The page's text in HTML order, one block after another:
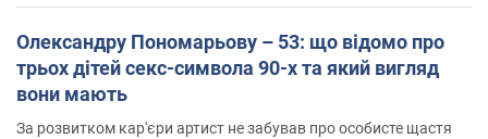
Олександру Пономарьову – 53: що відомо про
трьох дітей секс-символа 90-х та який вигляд
вони мають
За розвитком кар'єри артист не забував про особисте щастя